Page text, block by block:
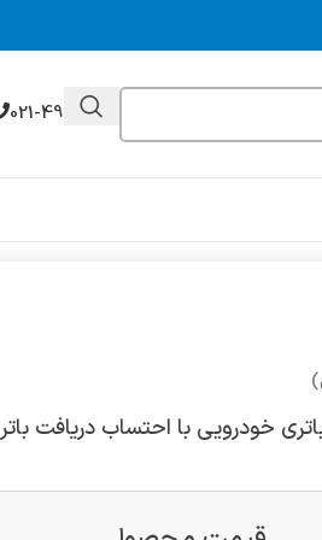
021-49032000
خودرویی با احتساب دریافت